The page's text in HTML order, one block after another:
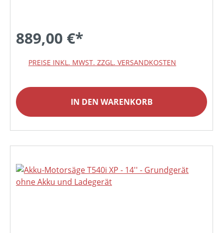
889,00 €*
PREISE INKL. MWST. ZZGL. VERSANDKOSTEN
IN DEN WARENKORB